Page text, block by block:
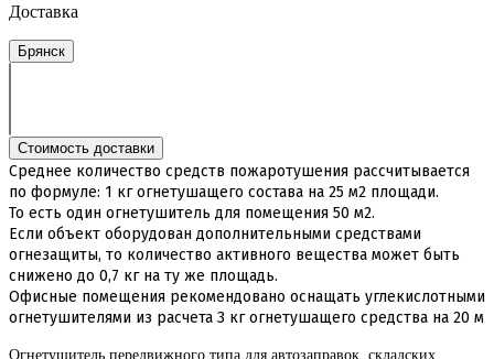
Доставка
Брянск
Стоимость доставки
Среднее количество средств пожаротушения рассчитывается
по формуле: 1 кг огнетушащего состава на 25 м2 площади.
То есть один огнетушитель для помещения 50 м2.
Если объект оборудован дополнительными средствами
огнезащиты, то количество активного вещества может быть
снижено до 0,7 кг на ту же площадь.
Офисные помещения рекомендовано оснащать углекислотными
огнетушителями из расчета 3 кг огнетушащего средства на 20 м
Огнетушитель передвижного типа для автозаправок, складских